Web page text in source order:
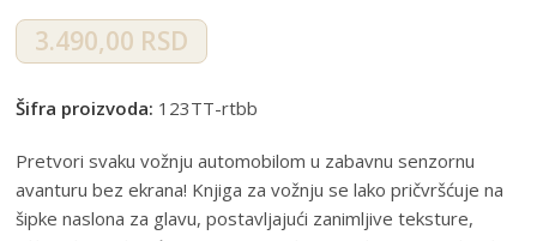
3.490,00 RSD
Šifra proizvoda: 123TT-rtbb
Pretvori svaku vožnju automobilom u zabavnu senzornu
avanturu bez ekrana! Knjiga za vožnju se lako pričvršćuje na
šipke naslona za glavu, postavljajući zanimljive teksture,